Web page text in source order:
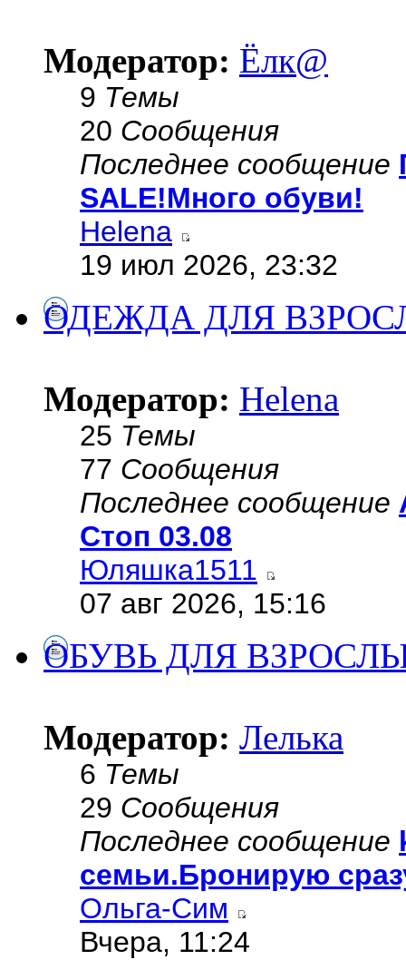
Модератор: Ёлк@
9 Темы
20 Сообщения
Последнее сообщение
SALE!Много обуви!
Helena
19 июл 2026, 23:32
ОДЕЖДА ДЛЯ
Модератор: Helena
25 Темы
77 Сообщения
Последнее сообщение
Стоп 03.08
Юляшка1511
07 авг 2026, 15:16
ОБУВЬ ДЛЯ
Модератор: Лелька
6 Темы
29 Сообщения
Последнее сообщение
семьи.Бронирую
Ольга-Сим
Вчера, 11:24